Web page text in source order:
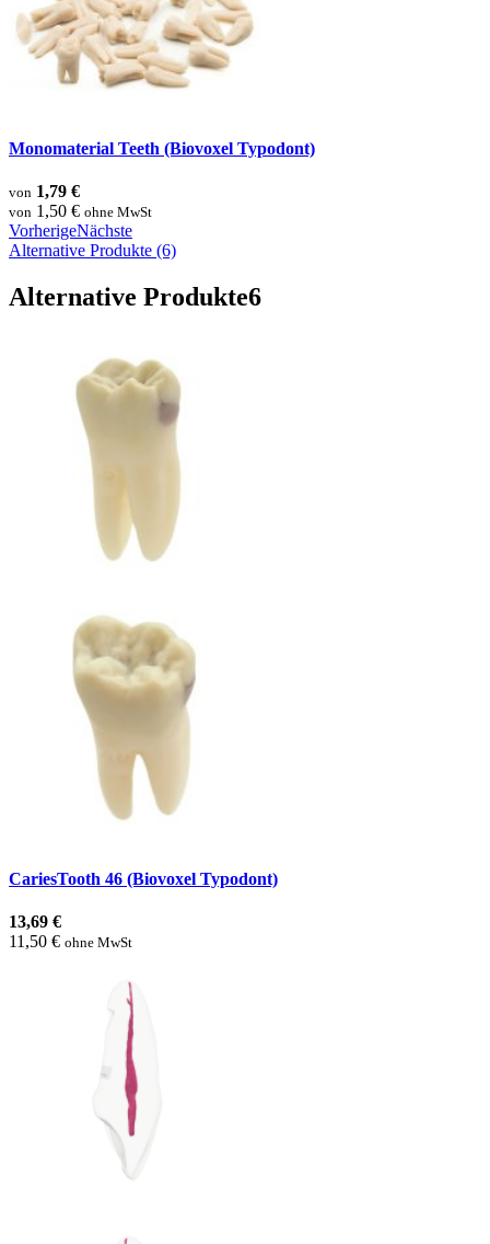
Monomaterial Teeth (Biovoxel Typodont)
von 1,79 €
von 1,50 € ohne MwSt
VorherigeNächste
Alternative Produkte (6)
Alternative Produkte6
CariesTooth 46 (Biovoxel Typodont)
13,69 €
11,50 € ohne MwSt